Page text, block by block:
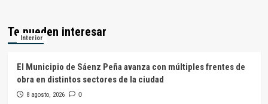
Te pueden interesar
Interior
El Municipio de Sáenz Peña avanza con múltiples frentes de
obra en distintos sectores de la ciudad
8 agosto, 2026 0